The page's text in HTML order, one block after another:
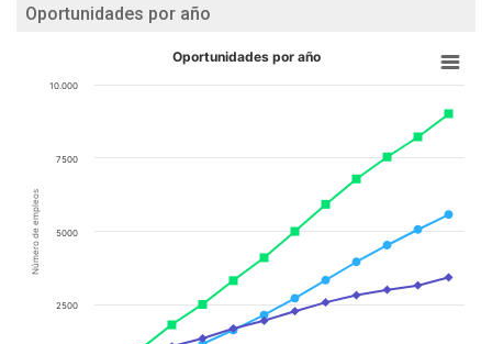
Oportunidades por año
Número de empleos
Oportunidades por año
2500
5000
7500
10.000